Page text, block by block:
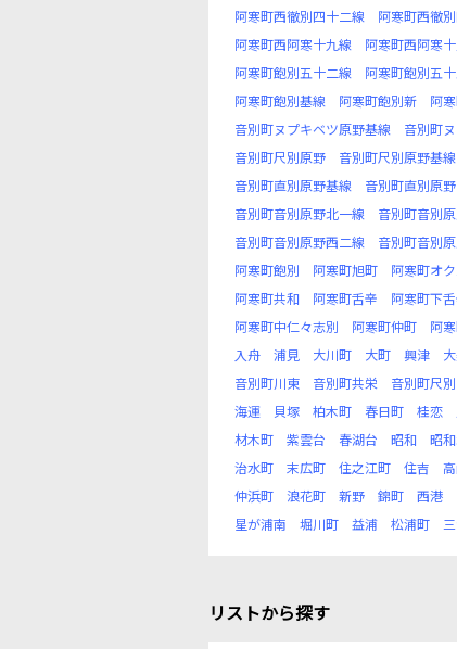
阿寒町西徹別四十二線
阿寒町西徹
阿寒町西阿寒十九線
阿寒町西阿寒
阿寒町飽別五十二線
阿寒町飽別五
阿寒町飽別基線
阿寒町飽別新 阿
音別町ヌプキベツ原野基線
音別町
音別町尺別原野
音別町尺別原野基線
音別町直別原野基線
音別町直別原
音別町音別原野北一線
音別町音別
音別町音別原野西二線
音別町音別
阿寒町飽別
阿寒町旭町 阿寒町オ
阿寒町共和
阿寒町舌辛 阿寒町下
阿寒町中仁々志別
阿寒町仲町 阿
入舟
浦見 大川町 大町 興津
音別町川東
音別町共栄 音別町尺別
海運
貝塚 柏木町 春日町 桂恋
材木町
紫雲台 春湖台 昭和 昭
治水町
末広町 住之江町 住吉
仲浜町
浪花町 新野 錦町 西港
星が浦南
堀川町 益浦 松浦町
リストから探す